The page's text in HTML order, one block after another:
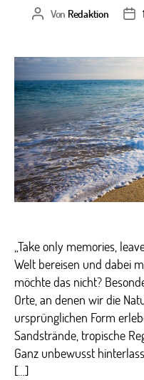
Beitragsautor
Von Redaktion
„Take only memories,
Welt bereisen und dabei
möchte das nicht?
Orte, an denen wir die
ursprünglichen Form
Sandstrände, tropische
Ganz unbewusst
[…]